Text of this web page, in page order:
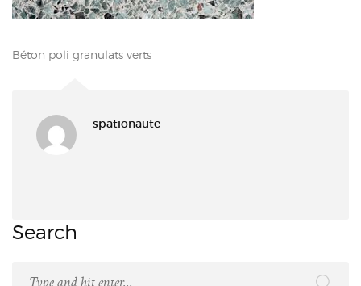
Béton poli granulats verts
spationaute
Search